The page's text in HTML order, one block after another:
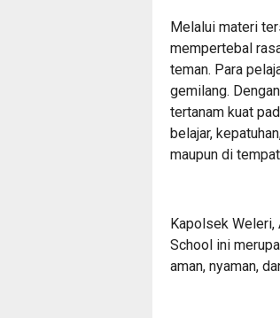
Melalui materi
mempertebal
teman. Para
gemilang.
tertanam kuat
belajar,
maupun di
Kapolsek Weleri,
School ini
aman, nyaman,